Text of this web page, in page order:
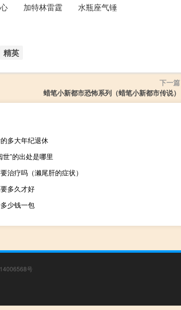
加特林雷霆 水瓶座气锤
精英
下一篇
蜡笔小新都市恐怖系列（蜡笔小新都市传说）
多大年纪退休
世”的出处是哪里
治疗吗（濑尾肝的症状）
多久才好
少钱一包
号